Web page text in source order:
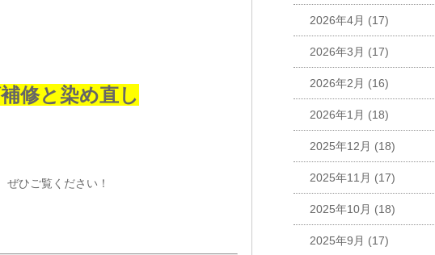
修と染め直し
ひご覧ください！
2026年4月 (17)
2026年3月 (17)
2026年2月 (16)
2026年1月 (18)
2025年12月 (18)
2025年11月 (17)
2025年10月 (18)
2025年9月 (17)